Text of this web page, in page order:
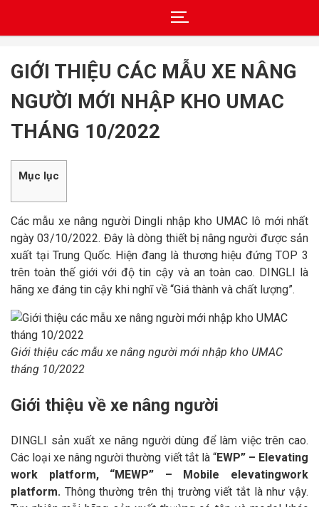
content
GIỚI THIỆU CÁC MẪU XE NÂNG
NGƯỜI MỚI NHẬP KHO UMAC
THÁNG 10/2022
Mục lục
Các mẫu xe nâng người Dingli nhập kho UMAC lô mới nhất
ngày 03/10/2022. Đây là dòng thiết bị nâng người được sản
xuất tại Trung Quốc. Hiện đang là thương hiệu đứng TOP 3
trên toàn thế giới với độ tin cậy và an toàn cao. DINGLI là
hãng xe đáng tin cậy khi nghĩ về “Giá thành và chất lượng”.
Giới thiệu các mẫu xe nâng người mới nhập kho UMAC
tháng 10/2022
Giới thiệu về xe nâng người
DINGLI sản xuất xe nâng người dùng để làm việc trên cao.
Các loại xe nâng người thường viết tắt là “EWP” – Elevating
work platform, “MEWP” – Mobile elevatingwork
platform. Thông thường trên thị trường viết tắt là như vậy.